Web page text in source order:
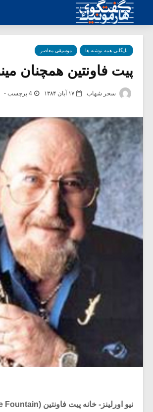
بایگانی همه نوشته ها موسیقی معاصر
پیت فاونتین همچنان
سحر شهاب ۱۷ آبان ۱۳۸۴ 4 برچسب -